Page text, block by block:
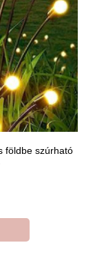
földbe szúrható